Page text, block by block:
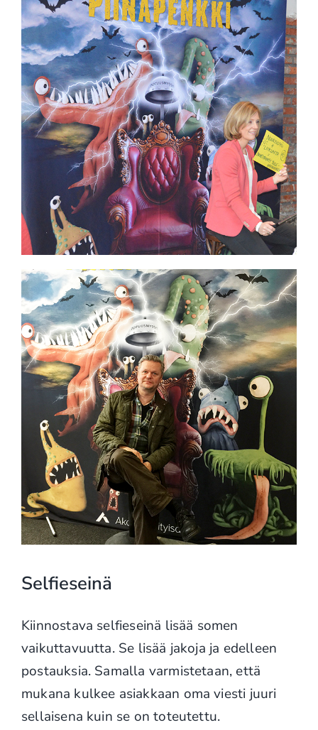
Selfieseinä
Kiinnostava selfieseinä lisää somen
vaikuttavuutta. Se lisää jakoja ja edelleen
postauksia. Samalla varmistetaan, että
mukana kulkee asiakkaan oma viesti juuri
sellaisena kuin se on toteutettu.